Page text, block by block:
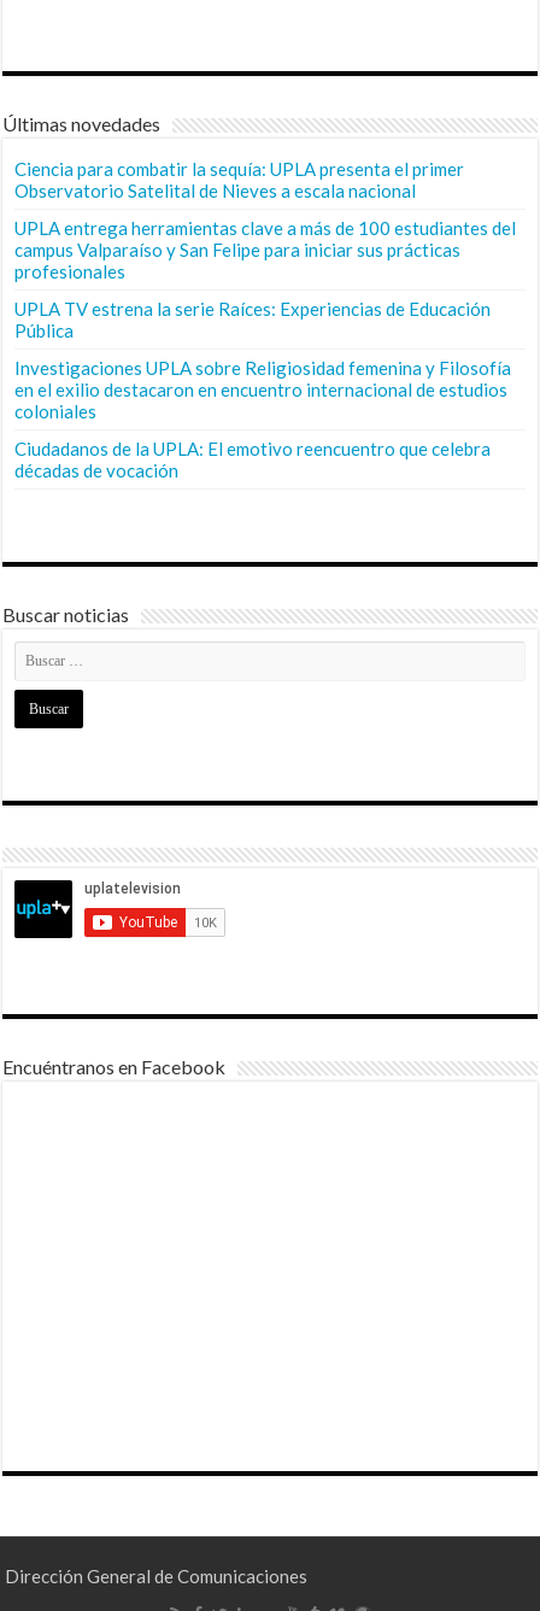
Últimas novedades
Ciencia para combatir la sequía: UPLA presenta el primer
Observatorio Satelital de Nieves a escala nacional
UPLA entrega herramientas clave a más de 100 estudiantes del
campus Valparaíso y San Felipe para iniciar sus prácticas
profesionales
UPLA TV estrena la serie Raíces: Experiencias de Educación
Pública
Investigaciones UPLA sobre Religiosidad femenina y Filosofía
en el exilio destacaron en encuentro internacional de estudios
coloniales
Ciudadanos de la UPLA: El emotivo reencuentro que celebra
décadas de vocación
Buscar noticias
Encuéntranos en Facebook
Dirección General de Comunicaciones